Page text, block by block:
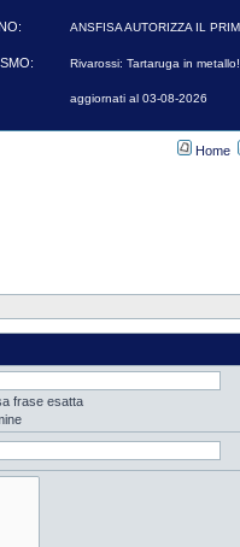
Home
frase esatta
ANSFISA AUTORIZZA IL
Rivarossi: Tartaruga in metallo!
aggiornati al 03-08-2026